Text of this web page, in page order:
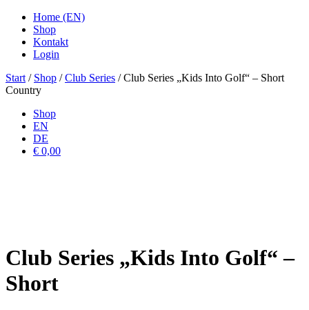
Home (EN)
Shop
Kontakt
Login
Start / Shop /Club Series / Club Series „Kids Into Golf“ – Short
Country
Shop
EN
DE
€ 0,00
Club Series „Kids Into Golf“ –
Short